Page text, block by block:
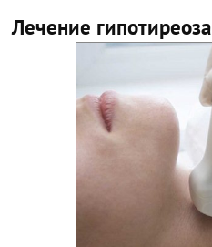
Лечение гипотиреоза